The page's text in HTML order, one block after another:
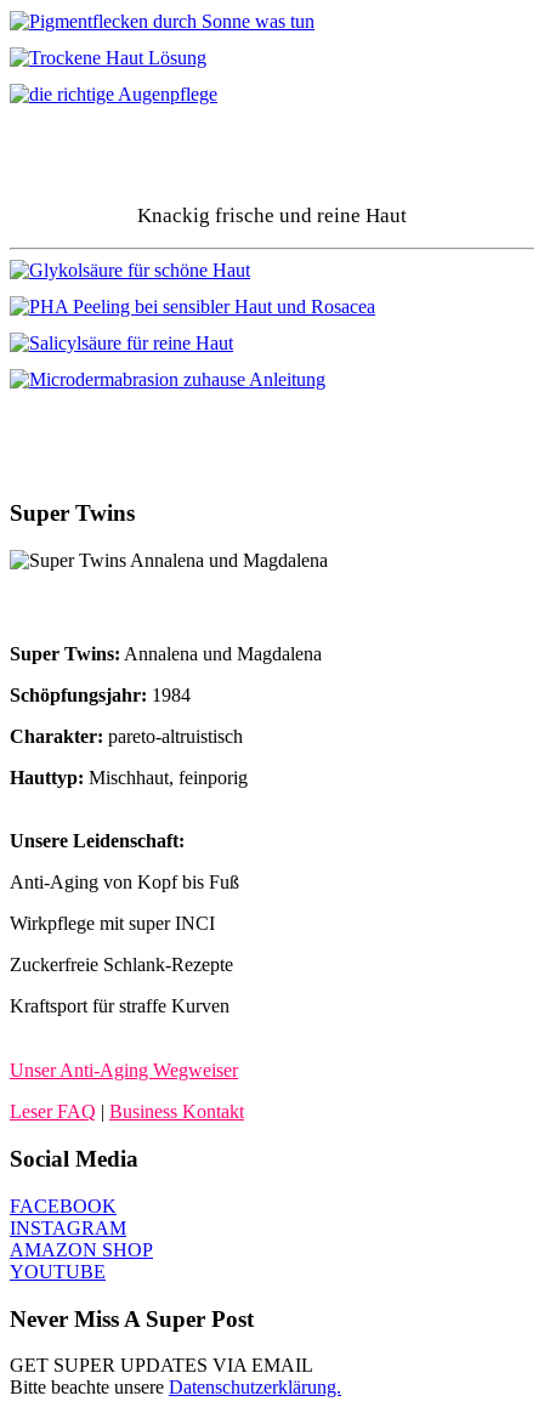
Knackig frische und reine Haut
Super Twins
Super Twins: Annalena und Magdalena
Schöpfungsjahr: 1984
Charakter: pareto-altruistisch
Hauttyp: Mischhaut, feinporig
Unsere Leidenschaft:
Anti-Aging von Kopf bis Fuß
Wirkpflege mit super INCI
Zuckerfreie Schlank-Rezepte
Kraftsport für straffe Kurven
Unser Anti-Aging Wegweiser
Leser FAQ | Business Kontakt
Social Media
FACEBOOK
INSTAGRAM
AMAZON SHOP
YOUTUBE
Never Miss A Super Post
GET SUPER UPDATES VIA EMAIL
Bitte beachte unsere Datenschutzerklärung.